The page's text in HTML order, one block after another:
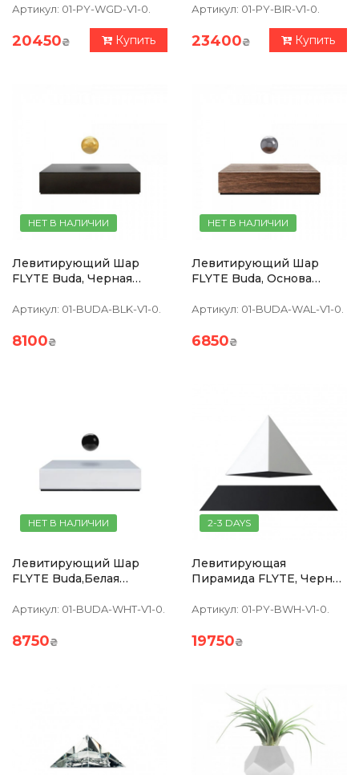
Пирамида
Артикул: 01-PY-WGD-V1-0.
20450₴ Купить
Пирамида,встроенная
Артикул: 01-PY-BIR-V1-0.
23400₴ Купить
НЕТ В НАЛИЧИИ
Левитирующий Шар
FLYTE Buda, Черная
Артикул: 01-BUDA-BLK-V1-0.
8100₴
НЕТ В НАЛИЧИИ
Левитирующий Шар
FLYTE Buda, Основа
Шар
Артикул: 01-BUDA-WAL-V1-0.
6850₴
НЕТ В НАЛИЧИИ
Левитирующий Шар
FLYTE Buda,белая
Артикул: 01-BUDA-WHT-V1-0.
8750₴
2-3 DAYS
Левитирующая
Пирамида FLYTE, Черная
Пирамида,встроенная
Артикул: 01-PY-BWH-V1-0.
19750₴